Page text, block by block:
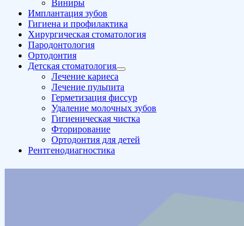
Виниры
Имплантация зубов
Гигиена и профилактика
Хирургическая стоматология
Пародонтология
Ортодонтия
Детская стоматология
Лечение кариеса
Лечение пульпита
Герметизация фиссур
Удаление молочных зубов
Гигиеническая чистка
Фторирование
Ортодонтия для детей
Рентгенодиагностика